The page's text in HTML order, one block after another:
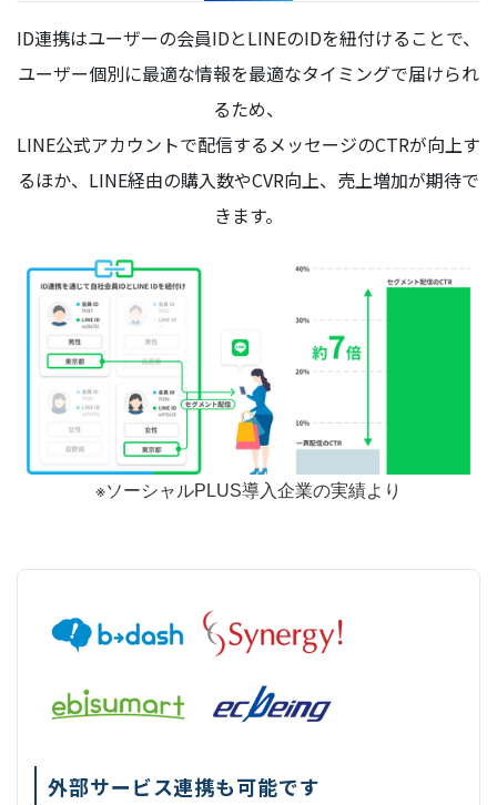
ID連携はユーザーの会員IDとLINEのIDを紐付けることで、
ユーザー個別に最適な情報を最適なタイミングで届けられ
るため、
LINE公式アカウントで配信するメッセージのCTRが向上す
るほか、LINE経由の購入数やCVR向上、売上増加が期待で
きます。
※ソーシャルPLUS導入企業の実績より
外部サービス連携も可能です